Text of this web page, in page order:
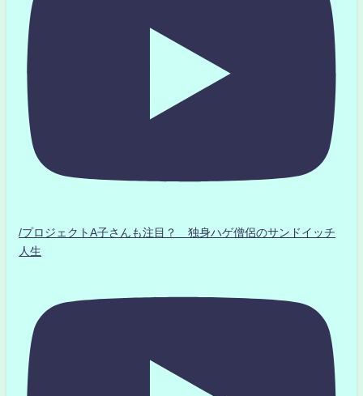
/プロジェクトA子さんも注目？ 独身ハゲ僧侶のサンドイッチ
人生